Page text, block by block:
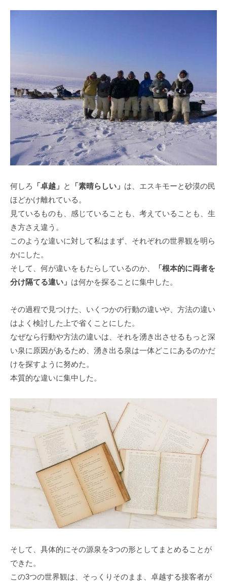
何しろ 「卓越」 と 「素晴らしい」 は、エスキモーと砂漠の民
ほどかけ離れている。
見ているものも、感じていることも、考えていることも、生
き方さえ違う。
このような違いに対して私はまず、それぞれの世界観を明ら
かにした。
そして、何が違いをもたらしているのか、
「根本的に両者を
分け隔てる違い」 は何かを探ることに集中した。
その過程で見つけた、いくつかの行動の違いや、方法の違い
はよく検討した上で省くことにした。
なぜなら行動や方法の違いは、それを湧き出させるもっと深
い泉に原因があるため、湧き出る泉は一体どこにあるのかだ
けを探すように努めた。
本質的な違いに集中した。
そして、具体的にその源泉を3つの形としてまとめることが
できた。
この3つの世界観は、そっくりそのまま、卓越する接客者が